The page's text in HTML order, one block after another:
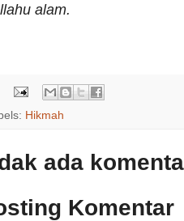
alam.
Hikmah
ada
Komentar